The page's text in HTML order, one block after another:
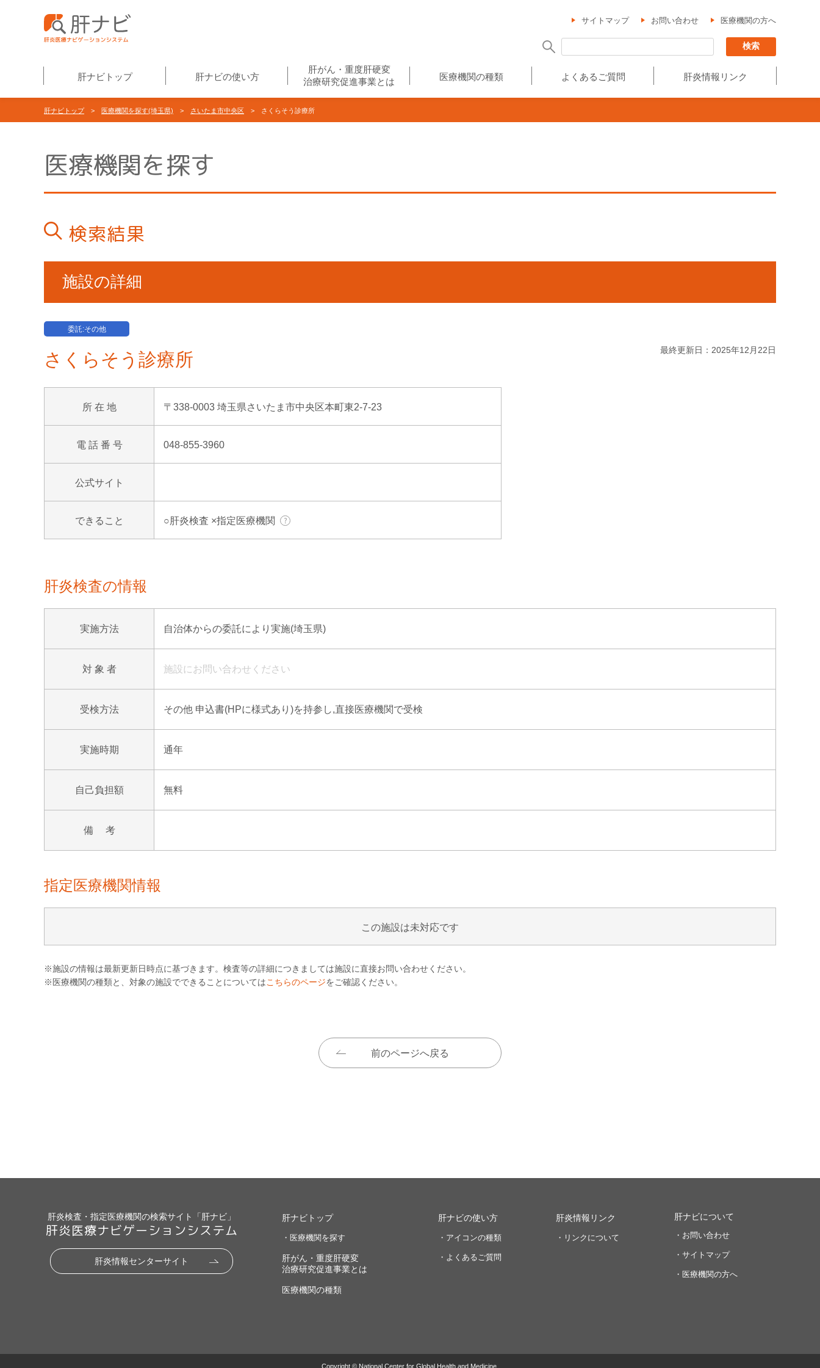
サイトマップ お問い合わせ 医療機関の方へ
肝ナビトップ 肝ナビの使い方
肝がん・重度肝硬変
治療研究促進事業とは
医療機関の種類 よくあるご質問 肝炎情報リンク
肝ナビトップ> 医療機関を探す(埼玉県) > さいたま市中央区 > さくらそう診療所
医療機関を探す
検索結果
施設の詳細
委託:その他
さくらそう診療所
所 在 地 〒338-0003 埼玉県さいたま市中央区本町東2-7-23
電 話 番 号 048-855-3960
公式サイト
できること ○肝炎検査 ×指定医療機関
最終更新日：2025年12月22日
肝炎検査の情報
実施方法 自治体からの委託により実施(埼玉県)
対 象 者 施設にお問い合わせください
受検方法 その他 申込書(HPに様式あり)を持参し,直接医療機関で受検
実施時期 通年
自己負担額 無料
備 考
指定医療機関情報
この施設は未対応です
※施設の情報は最新更新日時点に基づきます。検査等の詳細につきましては施設に直接お問い合わせください。
※医療機関の種類と、対象の施設でできることについてはこちらのページをご確認ください。
前のページへ戻る
肝炎検査・指定医療機関の検索サイト「肝ナビ」
肝炎医療ナビゲーションシステム
肝炎情報センターサイト
肝ナビトップ
・医療機関を探す
肝がん・重度肝硬変
治療研究促進事業とは
医療機関の種類
肝ナビの使い方
・アイコンの種類
・よくあるご質問
肝炎情報リンク
・リンクについて
肝ナビについて
・お問い合わせ
・サイトマップ
・医療機関の方へ
Copyright © National Center for Global Health and Medicine.